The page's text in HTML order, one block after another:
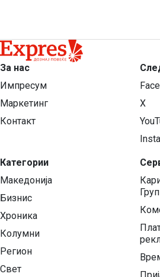
За нас
Импресум
Маркетинг
Контакт
Категории
Македонија
Бизнис
Хроника
Колумни
Регион
Свет
X
Груп